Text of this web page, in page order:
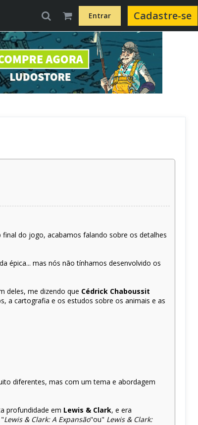
Entrar Cadastre-se
do jogo, acabamos falando sobre os detalhes
épica... mas nós não tínhamos desenvolvido os
deles, me dizendo que Cédrick Chaboussit
a cartografia e os estudos sobre os animais e as
diferentes, mas com um tema e abordagem
profundidade em Lewis & Clark, e era
Lewis & Clark: A Expansão"ou" Lewis & Clark: